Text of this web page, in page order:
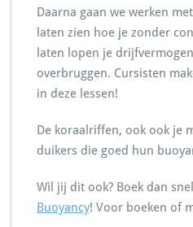
Daarna gaan we werken
laten zien hoe je zonder
laten lopen je
overbruggen. Cursisten
in deze lessen!
De koraalriffen, ook ook je
duikers die goed hun
Wil jij dit ook? Boek dan
Buoyancy! Voor boeken of